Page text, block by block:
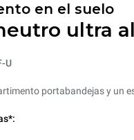
en el suelo
ultra
U
portabandejas y un